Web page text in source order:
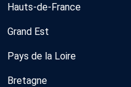
Hauts-de-France
Grand Est
Pays de la Loire
Bretagne